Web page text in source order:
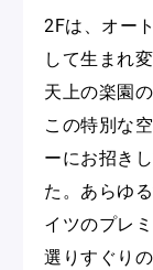
2Fは、オー
して生まれ
天上の楽園
この特別な
ーにお招き
た。あらゆ
イツのプレ
選りすぐり